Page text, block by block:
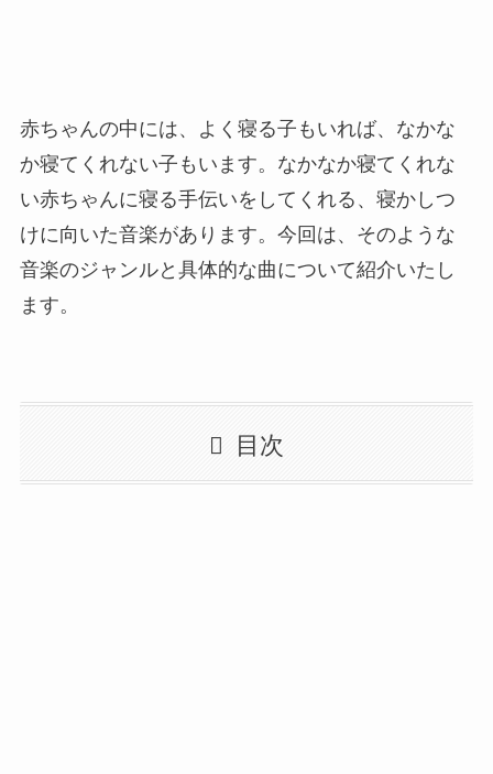
赤ちゃんの中には、よく寝る子もいれば、なかな
か寝てくれない子もいます。なかなか寝てくれな
い赤ちゃんに寝る手伝いをしてくれる、寝かしつ
けに向いた音楽があります。今回は、そのような
音楽のジャンルと具体的な曲について紹介いたし
ます。
目次